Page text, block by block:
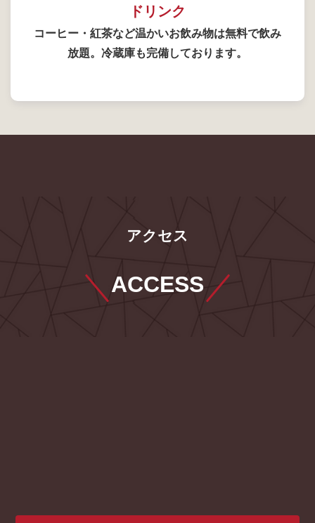
ドリンク
コーヒー・紅茶など温かいお飲み物は無料で飲み
放題。冷蔵庫も完備しております。
アクセス
ACCESS